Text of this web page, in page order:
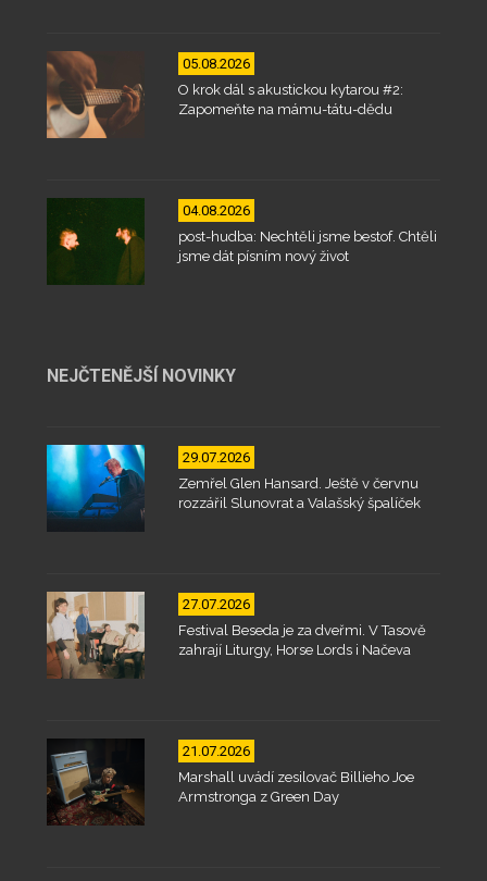
05.08.2026
O krok dál s akustickou kytarou #2:
Zapomeňte na mámu-tátu-dědu
04.08.2026
post-hudba: Nechtěli jsme bestof. Chtěli
jsme dát písním nový život
NEJČTENĚJŠÍ NOVINKY
29.07.2026
Zemřel Glen Hansard. Ještě v červnu
rozzářil Slunovrat a Valašský špalíček
27.07.2026
Festival Beseda je za dveřmi. V Tasově
zahrají Liturgy, Horse Lords i Načeva
21.07.2026
Marshall uvádí zesilovač Billieho Joe
Armstronga z Green Day